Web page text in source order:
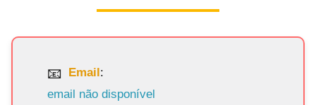
Email:
email não disponível